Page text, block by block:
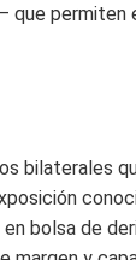
que permiten
bilaterales
bolsa de